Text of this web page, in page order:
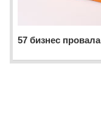
57 бизнес провала